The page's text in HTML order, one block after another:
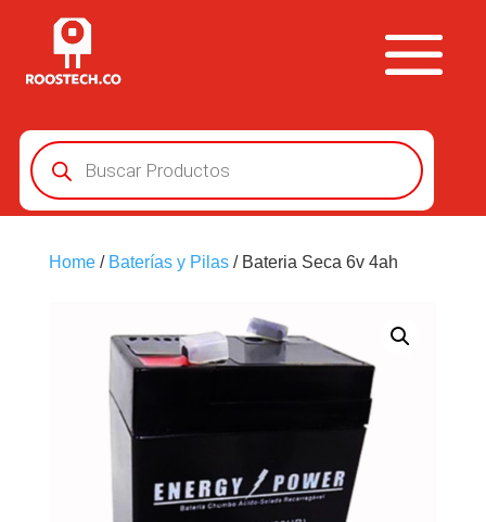
Búsqueda
de
productos
Home/ Baterías y Pilas/ Bateria Seca 6v 4ah